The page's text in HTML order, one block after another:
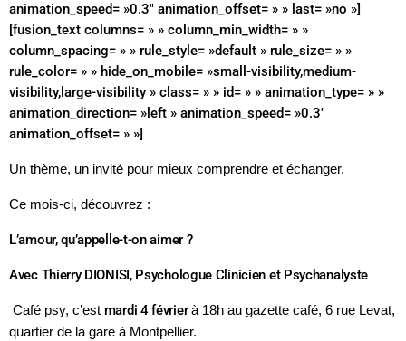
animation_speed= »0.3″ animation_offset= » » last= »no »]
[fusion_text columns= » » column_min_width= » »
column_spacing= » » rule_style= »default » rule_size= » »
rule_color= » » hide_on_mobile= »small-visibility,medium-
visibility,large-visibility » class= » » id= » » animation_type= » »
animation_direction= »left » animation_speed= »0.3″
animation_offset= » »]
Un thème, un invité pour mieux comprendre et échanger.
Ce mois-ci, découvrez :
L’amour, qu’appelle-t-on aimer ?
Avec Thierry DIONISI, Psychologue Clinicien et Psychanalyste
Café psy, c’est mardi 4 févrierà 18h au gazette café, 6 rue Levat,
quartier de la gare à Montpellier.